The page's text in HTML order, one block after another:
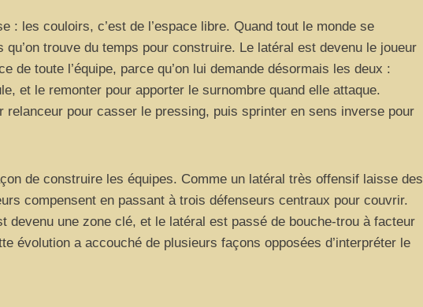
: les couloirs, c’est de l’espace libre. Quand tout le monde se
qu’on trouve du temps pour construire. Le latéral est devenu le joueur
de toute l’équipe, parce qu’on lui demande désormais les deux :
et le remonter pour apporter le surnombre quand elle attaque.
relanceur pour casser le pressing, puis sprinter en sens inverse pour
de construire les équipes. Comme un latéral très offensif laisse des
compensent en passant à trois défenseurs centraux pour couvrir.
devenu une zone clé, et le latéral est passé de bouche-trou à facteur
évolution a accouché de plusieurs façons opposées d’interpréter le